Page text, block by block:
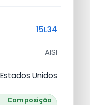
15L34
AISI
Estados Unidos
Composição